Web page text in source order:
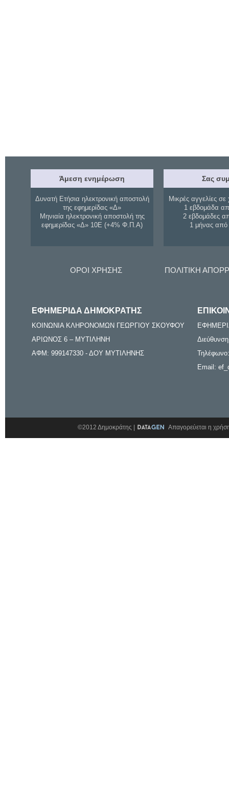
Άμεση ενημέρωση
Δυνατή Ετήσια ηλεκτρονική αποστολή
της εφημερίδας «Δ»
Μηνιαία ηλεκτρονική αποστολή της
εφημερίδας «Δ» 10Ε (+4% Φ.Π.Α)
Σας
Μικρές αγγελίες σε
1 εβδομάδα
2 εβδομάδες
1 μήνας
ΟΡΟΙ ΧΡΗΣΗΣ ΠΟΛΙΤΙΚΗ
ΕΦΗΜΕΡΙΔΑ ΔΗΜΟΚΡΑΤΗΣ
ΚΟΙΝΩΝΙΑ ΚΛΗΡΟΝΟΜΩΝ ΓΕΩΡΓΙΟΥ ΣΚΟΥΦΟΥ
ΑΡΙΩΝΟΣ 6 – ΜΥΤΙΛΗΝΗ
ΑΦΜ: 999147330 - ΔΟΥ ΜΥΤΙΛΗΝΗΣ
Email:
©2012 Δημοκράτης | Απαγορεύεται η